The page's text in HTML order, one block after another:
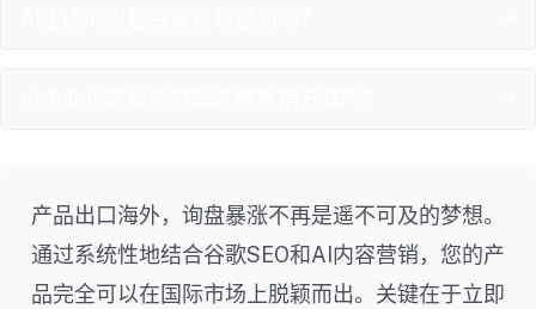
产品出口海外，询盘暴涨不再是遥不可及的梦想。
通过系统性地结合谷歌SEO和AI内容营销，您的产
品完全可以在国际市场上脱颖而出。关键在于立即